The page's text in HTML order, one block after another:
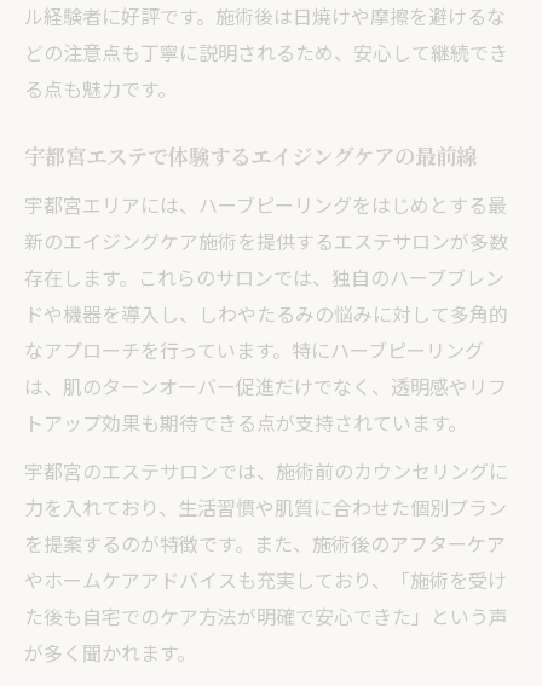
ル経験者に好評です。施術後は日焼けや摩擦を避けるな
どの注意点も丁寧に説明されるため、安心して継続でき
る点も魅力です。
宇都宮エステで体験するエイジングケアの最前線
宇都宮エリアには、ハーブピーリングをはじめとする最
新のエイジングケア施術を提供するエステサロンが多数
存在します。これらのサロンでは、独自のハーブブレン
ドや機器を導入し、しわやたるみの悩みに対して多角的
なアプローチを行っています。特にハーブピーリング
は、肌のターンオーバー促進だけでなく、透明感やリフ
トアップ効果も期待できる点が支持されています。
宇都宮のエステサロンでは、施術前のカウンセリングに
力を入れており、生活習慣や肌質に合わせた個別プラン
を提案するのが特徴です。また、施術後のアフターケア
やホームケアアドバイスも充実しており、「施術を受け
た後も自宅でのケア方法が明確で安心できた」という声
が多く聞かれます。